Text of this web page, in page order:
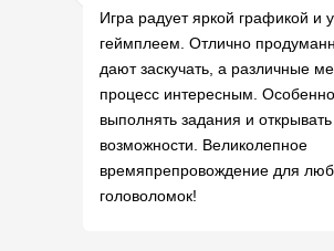
Игра радует яркой графикой и
геймплеем. Отлично
дают заскучать, а различные
процесс интересным.
выполнять задания и
возможности. Великолепное
времяпрепровождение для
головоломок!